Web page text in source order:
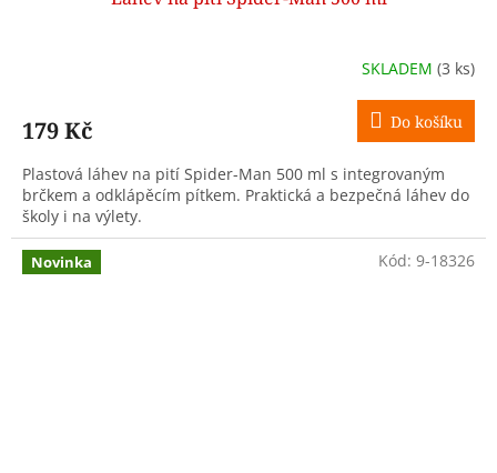
SKLADEM (3 ks)
179 Kč Do košíku
Plastová láhev na pití Spider-Man 500 ml s integrovaným
brčkem a odklápěcím pítkem. Praktická a bezpečná láhev do
školy i na výlety.
Novinka Kód: 9-18326